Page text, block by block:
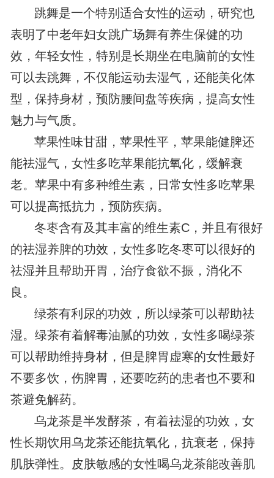
跳舞是一个特别适合女性的运动，研究也
表明了中老年妇女跳广场舞有养生保健的功
效，年轻女性，特别是长期坐在电脑前的女性
可以去跳舞，不仅能运动去湿气，还能美化体
型，保持身材，预防腰间盘等疾病，提高女性
魅力与气质。
苹果性味甘甜，苹果性平，苹果能健脾还
能祛湿气，女性多吃苹果能抗氧化，缓解衰
老。苹果中有多种维生素，日常女性多吃苹果
可以提高抵抗力，预防疾病。
冬枣含有及其丰富的维生素C，并且有很好
的祛湿养脾的功效，女性多吃冬枣可以很好的
祛湿并且帮助开胃，治疗食欲不振，消化不
良。
绿茶有利尿的功效，所以绿茶可以帮助祛
湿。绿茶有着解毒油腻的功效，女性多喝绿茶
可以帮助维持身材，但是脾胃虚寒的女性最好
不要多饮，伤脾胃，还要吃药的患者也不要和
茶避免解药。
乌龙茶是半发酵茶，有着祛湿的功效，女
性长期饮用乌龙茶还能抗氧化，抗衰老，保持
肌肤弹性。皮肤敏感的女性喝乌龙茶能改善肌